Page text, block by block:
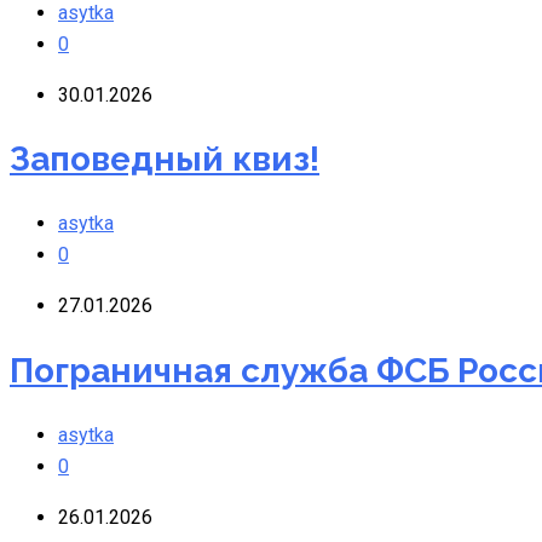
asytka
0
30.01.2026
Заповедный квиз!
asytka
0
27.01.2026
Пограничная служба ФСБ
asytka
0
26.01.2026